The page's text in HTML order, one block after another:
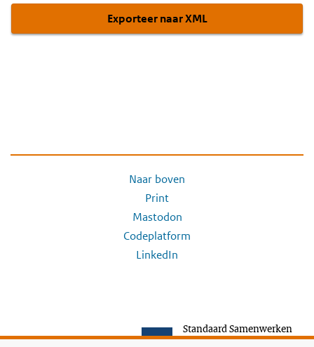
Exporteer naar XML
Naar boven
Print
Mastodon
Codeplatform
LinkedIn
Standaard Samenwerken